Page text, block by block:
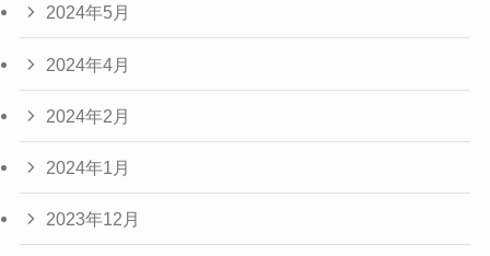
2024年5月
2024年4月
2024年2月
2024年1月
2023年12月